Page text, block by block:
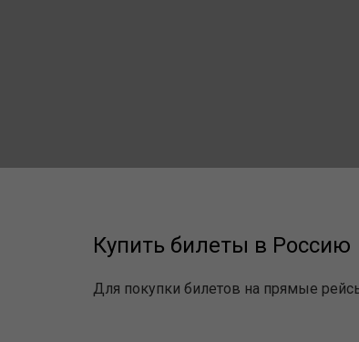
Купить билеты в Россию
Для покупки билетов на прямые